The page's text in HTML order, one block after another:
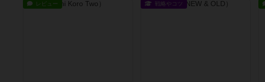
レビュー 戦略やコツ